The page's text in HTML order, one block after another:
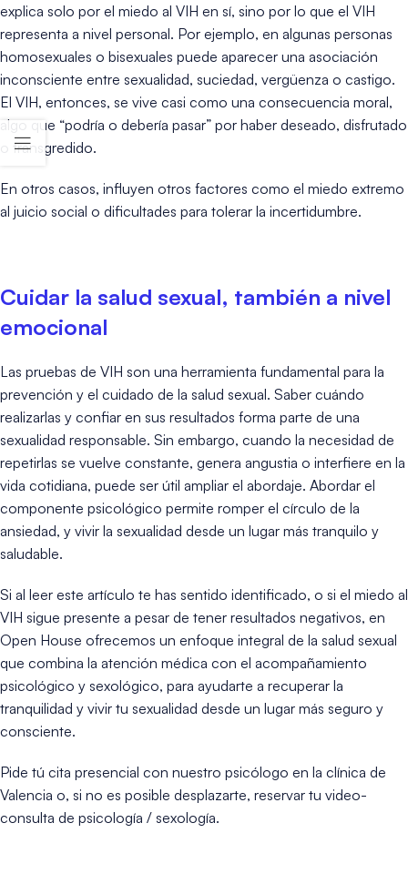
explica solo por el miedo al VIH en sí, sino por lo que el VIH
representa a nivel personal. Por ejemplo, en algunas personas
homosexuales o bisexuales puede aparecer una asociación
inconsciente entre sexualidad, suciedad, vergüenza o castigo.
El VIH, entonces, se vive casi como una consecuencia moral,
algo que “podría o debería pasar” por haber deseado, disfrutado
o transgredido.
En otros casos, influyen otros factores como el miedo extremo
al juicio social o dificultades para tolerar la incertidumbre.
Cuidar la salud sexual, también a nivel
emocional
Las pruebas de VIH son una herramienta fundamental para la
prevención y el cuidado de la salud sexual. Saber cuándo
realizarlas y confiar en sus resultados forma parte de una
sexualidad responsable. Sin embargo, cuando la necesidad de
repetirlas se vuelve constante, genera angustia o interfiere en la
vida cotidiana, puede ser útil ampliar el abordaje. Abordar el
componente psicológico permite romper el círculo de la
ansiedad, y vivir la sexualidad desde un lugar más tranquilo y
saludable.
Si al leer este artículo te has sentido identificado, o si el miedo al
VIH sigue presente a pesar de tener resultados negativos, en
Open House ofrecemos un enfoque integral de la salud sexual
que combina la atención médica con el acompañamiento
psicológico y sexológico, para ayudarte a recuperar la
tranquilidad y vivir tu sexualidad desde un lugar más seguro y
consciente.
Pide tú cita presencial con nuestro psicólogo en la clínica de
Valencia o, si no es posible desplazarte, reservar tu video-
consulta de psicología / sexología.